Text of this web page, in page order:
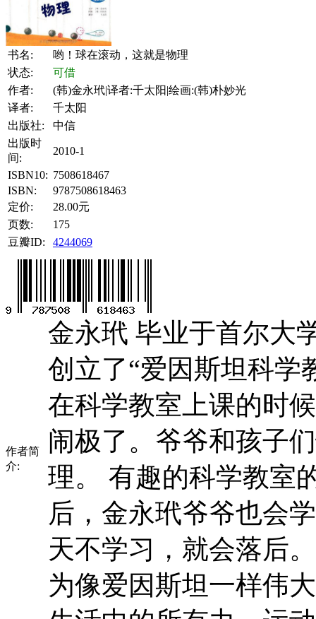
书名:
哟！球在滚动，这就是物理
状态:
可借
作者:
(韩)金永玳|译者:千太阳|绘画:(韩)朴妙光
译者:
千太阳
出版社:
中信
出版时
间:
2010-1
ISBN10: 7508618467
ISBN:
9787508618463
定价:
28.00元
页数:
175
豆瓣ID:
4244069
作者简
介:
金永玳 毕业于首尔大
创立了“爱因斯坦科学
在科学教室上课的时
闹极了。爷爷和孩子
理。 有趣的科学教室
后，金永玳爷爷也会
天不学习，就会落后
为像爱因斯坦一样伟